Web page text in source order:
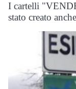
I cartelli
stato creato